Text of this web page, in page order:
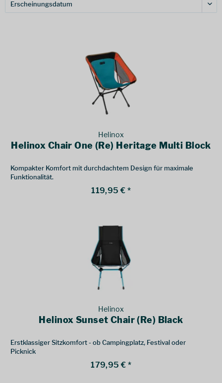
Helinox
Helinox Chair One (Re) Heritage Multi Block
Kompakter Komfort mit durchdachtem Design für maximale
Funktionalität.
119,95 € *
Helinox
Helinox Sunset Chair (Re) Black
Erstklassiger Sitzkomfort - ob Campingplatz, Festival oder
Picknick
179,95 € *